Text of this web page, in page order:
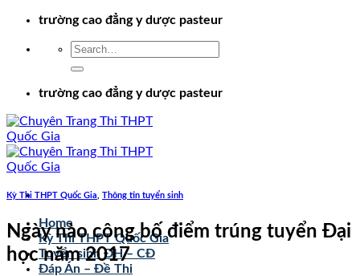
Chuyểntrường cao đẳng y dược pasteur
trường cao đẳng y dược pasteur
Home
Kỳ Thi THPT Quốc Gia
Tuyển sinh ĐH – CĐ
Đáp Án – Đề Thi
Kỳ Thi THPT Quốc Gia Thông tin tuyển sinh
Ngày nào công bố điểm trúng tuyển Đại
học năm 2017